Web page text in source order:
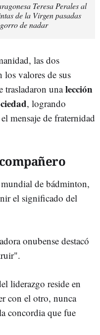
Teresa Perales al
de la Virgen pasadas
de nadar
las dos
los valores de sus
trasladaron unalección
, logrando
mensaje de fraternidad
de bádminton,
el significado del
onubense destacó
liderazgo reside en
con el otro, nunca
concordia que fue